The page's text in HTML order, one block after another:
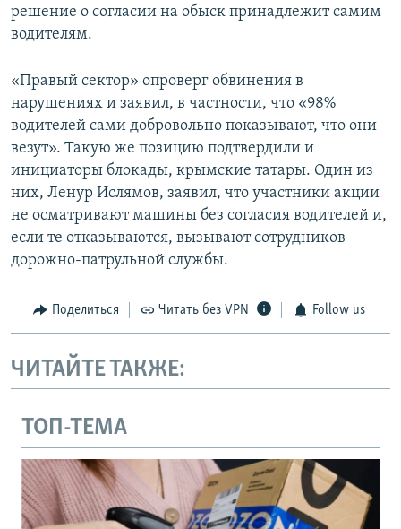
решение о согласии на обыск принадлежит самим
водителям.
«Правый сектор» опроверг обвинения в
нарушениях и заявил, в частности, что «98%
водителей сами добровольно показывают, что они
везут». Такую же позицию подтвердили и
инициаторы блокады, крымские татары. Один из
них, Ленур Ислямов, заявил, что участники акции
не осматривают машины без согласия водителей и,
если те отказываются, вызывают сотрудников
дорожно-патрульной службы.
Поделиться Читать без VPN Follow us
ЧИТАЙТЕ ТАКЖЕ:
ТОП-ТЕМА